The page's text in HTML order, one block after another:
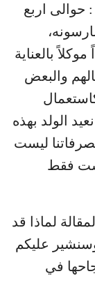
: حوالى اربع
بالعناية
والبعض
الولد بهذه
ليست
فقط
لماذا قد
عليكم
في